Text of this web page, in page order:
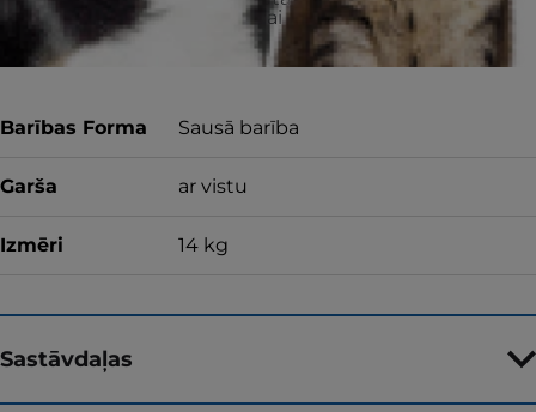
naudas atmaksu vai apmainītu produktu.
Barības Forma Sausā barība
Garša ar vistu
Izmēri 14 kg
Sastāvdaļas